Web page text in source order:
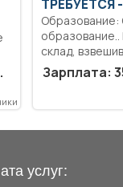
склад,
Зарплата:
услуг: